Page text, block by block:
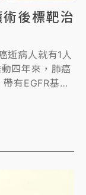
後標靶治
逝病人就有1人
四年來，肺癌
有EGFR基因
癌專家共同呼
現2030年降